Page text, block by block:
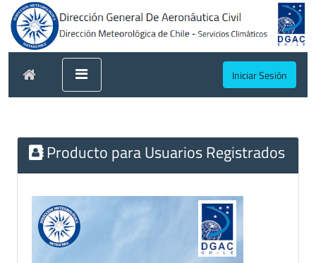
Iniciar Sesión
Producto para Usuarios Registrados